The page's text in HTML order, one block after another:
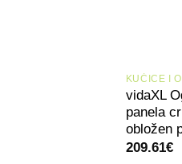
KUĆICE I
vidaXL
panela
obložen
209.61€